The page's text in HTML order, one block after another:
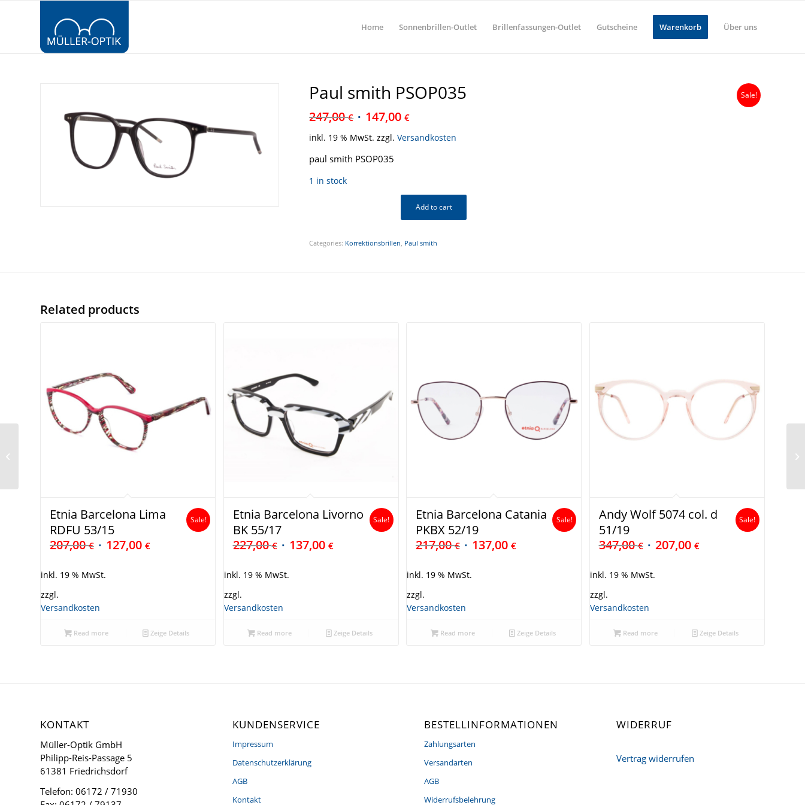
Home Sonnenbrillen-Outlet Brillenfassungen-Outlet Gutscheine Warenkorb Über uns
Sale!
Paul smith PSOP035
247,00€ 147,00€
inkl. 19 % MwSt. zzgl.Versandkosten
paul smith PSOP035
1 in stock
Add to cart
Categories: Korrektionsbrillen Paul smith
Related products
Etnia Barcelona Lima
RDFU 53/15
207,00€ 127,00 €
Sale!
inkl. 19 % MwSt.
zzgl.
Versandkosten
Read more Zeige Details
Etnia Barcelona Livorno
BK 55/17
227,00€ 137,00 €
Sale!
inkl. 19 % MwSt.
zzgl.
Versandkosten
Read more Zeige Details
Etnia Barcelona Catania
PKBX 52/19
217,00€ 137,00€
Sale!
inkl. 19 % MwSt.
zzgl.
Versandkosten
Read more Zeige Details
Andy Wolf 5074 col. d
51/19
347,00€ 207,00 €
Sale!
inkl. 19 % MwSt.
zzgl.
Versandkosten
Read more Zeige Details
KONTAKT
Müller-Optik GmbH
Philipp-Reis-Passage 5
61381 Friedrichsdorf
Telefon: 06172 / 71930
KUNDENSERVICE
Impressum
Datenschutzerklärung
AGB
Kontakt
BESTELLINFORMATIONEN
Zahlungsarten
Versandarten
AGB
Widerrufsbelehrung
WIDERRUF
Vertrag widerrufen